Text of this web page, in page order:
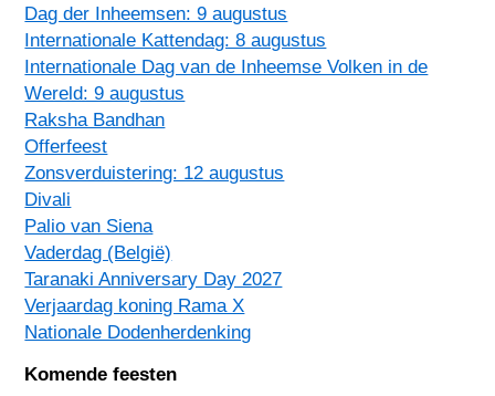
Dag der Inheemsen: 9 augustus
Internationale Kattendag: 8 augustus
Internationale Dag van de Inheemse Volken in de
Wereld: 9 augustus
Raksha Bandhan
Offerfeest
Zonsverduistering: 12 augustus
Divali
Palio van Siena
Vaderdag (België)
Taranaki Anniversary Day 2027
Verjaardag koning Rama X
Nationale Dodenherdenking
Komende feesten